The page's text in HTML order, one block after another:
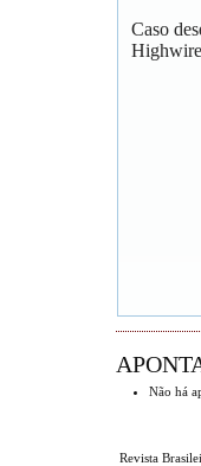
Caso
Highwire
Não há
Revista